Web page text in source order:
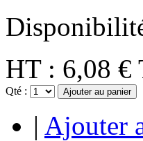
HT : 6,08 €
Qté : Ajouter au panier
| Ajouter